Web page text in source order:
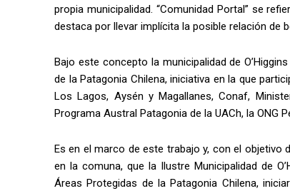
propia municipalidad. “Comunidad Portal” se
destaca por llevar implícita la posible relación de
Bajo este concepto la municipalidad de
de la Patagonia Chilena, iniciativa en la que
Los Lagos, Aysén y Magallanes, Conaf,
Programa Austral Patagonia de la UACh, la ONG
Es en el marco de este trabajo y, con el objetivo
en la comuna, que la Ilustre Municipalidad de
Áreas Protegidas de la Patagonia Chilena,